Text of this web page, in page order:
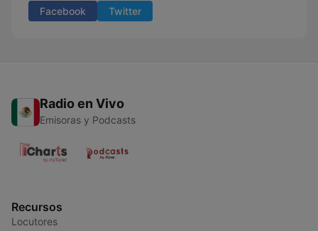
Facebook Twitter
Radio en Vivo
Emisoras y Podcasts
Recursos
Locutores